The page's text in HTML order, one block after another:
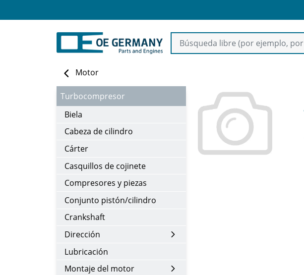
Motor
Turbocompresor
Biela
Cabeza de cilindro
Cárter
Casquillos de cojinete
Compresores y piezas
Conjunto pistón/cilindro
Crankshaft
Dirección
Lubricación
Montaje del motor